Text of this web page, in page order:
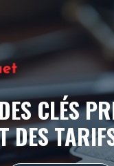
CLÉS
DES